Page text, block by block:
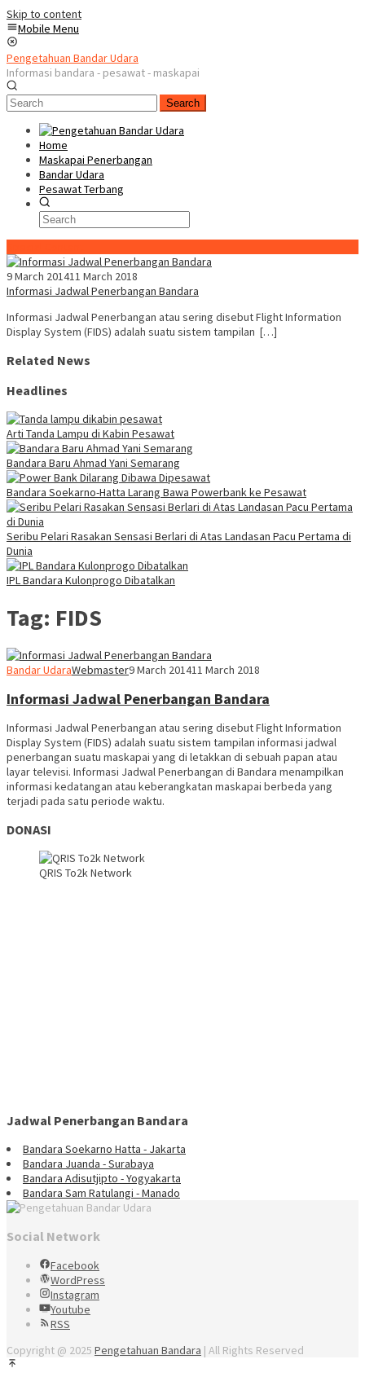
Skip to content
Mobile Menu
Pengetahuan Bandar Udara
Informasi bandara - pesawat - maskapai
Search
Home
Maskapai Penerbangan
Bandar Udara
Pesawat Terbang
9 March 201411 March 2018
Informasi Jadwal Penerbangan Bandara
Informasi Jadwal Penerbangan atau sering disebut Flight Information
Display System (FIDS) adalah suatu sistem tampilan […]
Related News
Headlines
Arti Tanda Lampu di Kabin Pesawat
Bandara Baru Ahmad Yani Semarang
Bandara Soekarno-Hatta Larang Bawa Powerbank ke Pesawat
Seribu Pelari Rasakan Sensasi Berlari di Atas Landasan Pacu Pertama di
Dunia
IPL Bandara Kulonprogo Dibatalkan
Tag: FIDS
Bandar UdaraWebmaster9 March 201411 March 2018
Informasi Jadwal Penerbangan Bandara
Informasi Jadwal Penerbangan atau sering disebut Flight Information
Display System (FIDS) adalah suatu sistem tampilan informasi jadwal
penerbangan suatu maskapai yang di letakkan di sebuah papan atau
layar televisi. Informasi Jadwal Penerbangan di Bandara menampilkan
informasi kedatangan atau keberangkatan maskapai berbeda yang
terjadi pada satu periode waktu.
DONASI
QRIS To2k Network
Jadwal Penerbangan Bandara
Bandara Soekarno Hatta - Jakarta
Bandara Juanda - Surabaya
Bandara Adisutjipto - Yogyakarta
Bandara Sam Ratulangi - Manado
Social Network
Facebook
WordPress
Instagram
Youtube
RSS
Copyright @ 2025 Pengetahuan Bandara | All Rights Reserved